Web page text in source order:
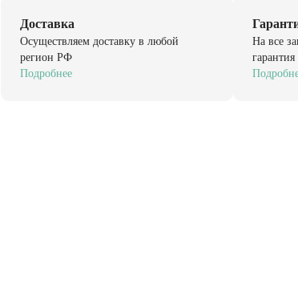
Доставка
Осуществляем доставку в любой
регион РФ
Подробнее
На все